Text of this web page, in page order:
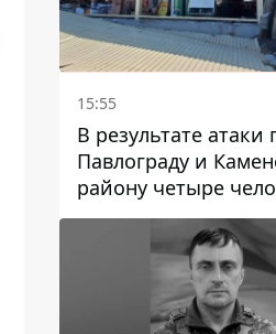
15:55
В результате атаки
Павлограду и
району четыре
погибли, семеро
ранения